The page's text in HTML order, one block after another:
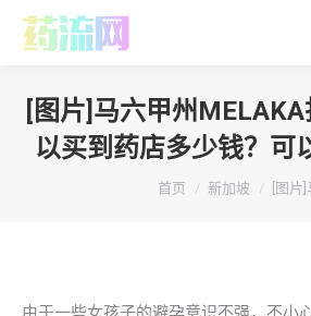
[图片]马六甲州
以买到药店多少钱？可
你在这里：
首页 新加坡 [图片